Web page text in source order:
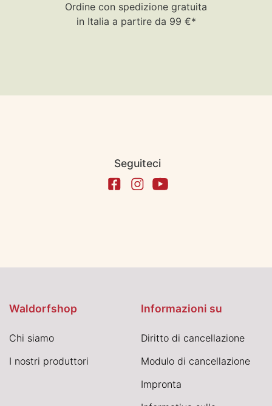
Ordine con spedizione gratuita
in Italia a partire da 99 €*
Seguiteci
Waldorfshop
Chi siamo
I nostri produttori
Informazioni su
Diritto di cancellazione
Modulo di cancellazione
Impronta